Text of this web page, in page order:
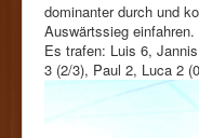
dominanter durch und
Auswärtssieg einfahren.
Es trafen: Luis 6,
3 (2/3), Paul 2, Luca 2